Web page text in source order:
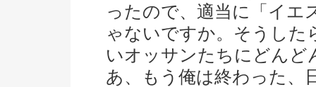
ったので、適当に「イエ
ゃないですか。そうした
いオッサンたちにどんど
あ、もう俺は終わった、